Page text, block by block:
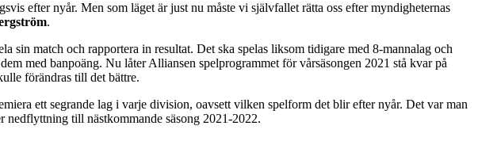
efter nyår. Men som läget är just nu måste vi självfallet rätta oss efter myndigheternas
.
sin match och rapportera in resultat. Det ska spelas liksom tidigare med 8-mannalag och
med banpoäng. Nu låter Alliansen spelprogrammet för vårsäsongen 2021 stå kvar på
förändras till det bättre.
ett segrande lag i varje division, oavsett vilken spelform det blir efter nyår. Det var man
nedflyttning till nästkommande säsong 2021-2022.